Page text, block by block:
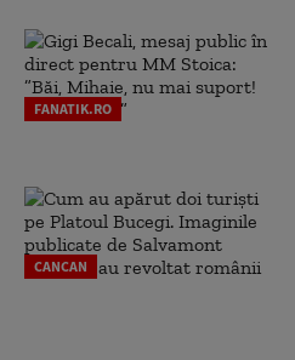
FANATIK.RO
CANCAN